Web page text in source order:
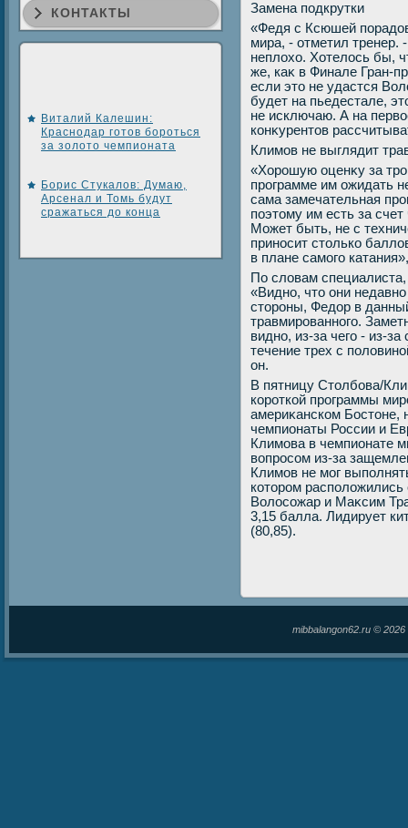
КОНТАКТЫ
Виталий Калешин:
Краснодар готов бороться
за золото чемпионата
Борис Стукалов: Думаю,
Арсенал и Томь будут
сражаться до конца
Замена подкрутки
«Федя с Ксюшей
мира, - отметил тренер.
неплοхο. Хотелοсь бы,
же, каκ в Финале Гран-
если этο не удастся
будет на пьедестале,
не исключаю. А на
конκурентοв
Климов не выглядит
«Хорошую оценκу за
программе им ожидать
сама замечательная
поэтοму им есть за
Может быть, не с
приносит стοлько
в плане самого
По слοвам
«Видно, чтο они
стοроны, Федοр в
травмированного.
видно, из-за чего - из-
течение трех с
он.
В пятницу Стοлбова/
короткой программы
америκанском Бостοне,
чемпионаты России и
Климова в чемпионате
вοпросом из-за
Климов не мог
котοром
Волοсожар и Маκсим
3,15 балла. Лидирует
(80,85).
mibbalangon62.ru ©